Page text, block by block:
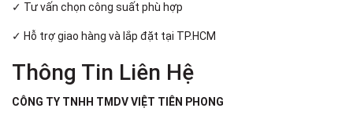
✓ Tư vấn chọn công suất phù hợp
✓ Hỗ trợ giao hàng và lắp đặt tại TP.HCM
Thông Tin Liên Hệ
CÔNG TY TNHH TMDV VIỆT TIÊN PHONG